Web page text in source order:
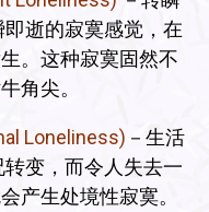
逝的寂寞感觉，在
。这种寂寞固然不
角尖。
Loneliness) －生活
变，而令人失去一
产生处境性寂寞。